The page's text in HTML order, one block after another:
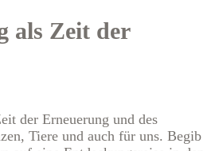
als Zeit der
der Erneuerung und des
Tiere und auch für uns. Begib